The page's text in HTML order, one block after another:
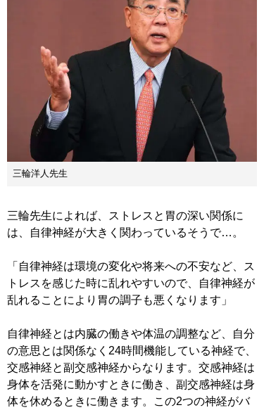
三輪洋人先生
三輪先生によれば、ストレスと胃の深い関係に
は、自律神経が大きく関わっているそうで…。
「自律神経は環境の変化や将来への不安など、ス
トレスを感じた時に乱れやすいので、自律神経が
乱れることにより胃の調子も悪くなります」
自律神経とは内臓の働きや体温の調整など、自分
の意思とは関係なく24時間機能している神経で、
交感神経と副交感神経からなります。交感神経は
身体を活発に動かすときに働き、副交感神経は身
体を休めるときに働きます。この2つの神経がバ